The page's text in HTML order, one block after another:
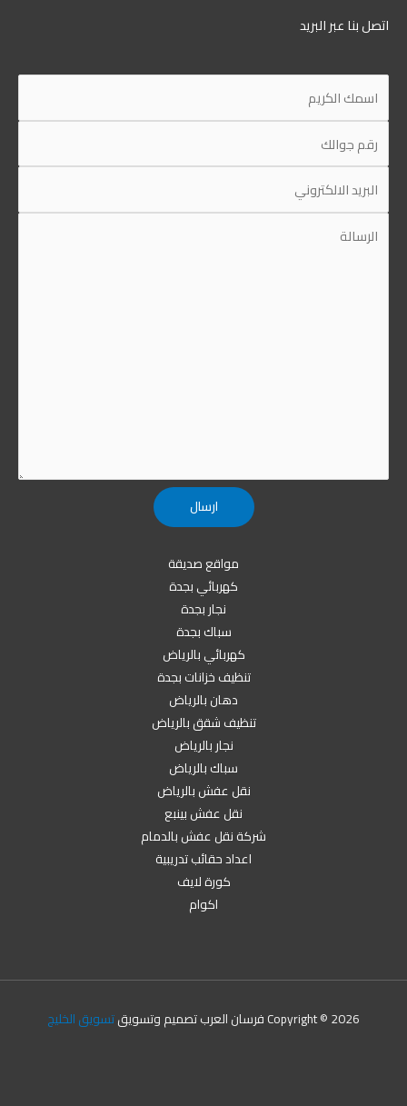
اتصل بنا عبر البريد
مواقع صديقة
كهربائي بجدة
نجار بجدة
سباك بجدة
كهربائي بالرياض
تنظيف خزانات بجدة
دهان بالرياض
تنظيف شقق بالرياض
نجار بالرياض
سباك بالرياض
نقل عفش بالرياض
نقل عفش بينبع
شركة نقل عفش بالدمام
اعداد حقائب تدريبية
كورة لايف
اكوام
Copyright © 2026 فرسان العرب تصميم وتسويق تسويق الخليج